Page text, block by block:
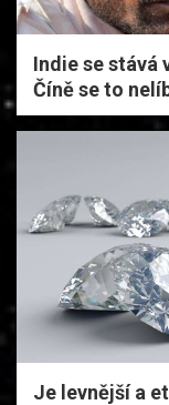
Indie se stává
Číně se to
Je levnější a